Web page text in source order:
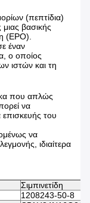
(πεπτίδια)
μιας βασικής
(EPO).
έναν
ο οποίος
ιστών και τη
που απλώς
να
του
να
ιδιαίτερα
Σιμπινετίδη
1208243-50-8